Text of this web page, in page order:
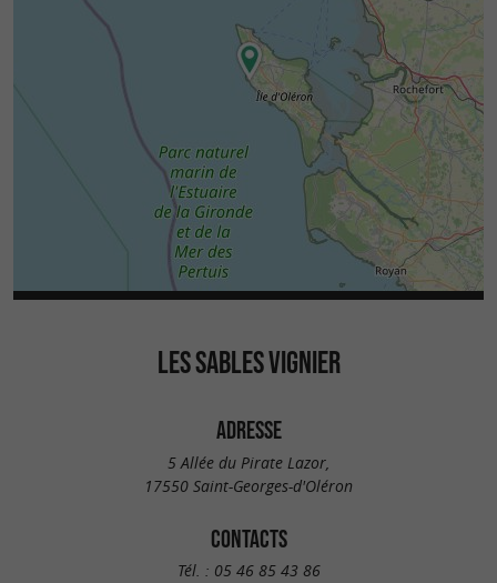
LES SABLES VIGNIER
ADRESSE
5 Allée du Pirate Lazor,
17550 Saint-Georges-d'Oléron
CONTACTS
Tél. : 05 46 85 43 86